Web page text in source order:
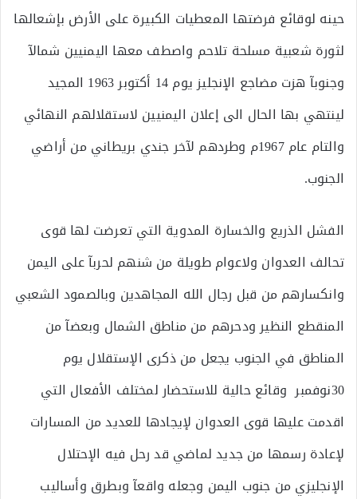
حينه لوقائع فرضتها المعطيات الكبيرة على الأرض بإشعالها
لثورة شعبية مسلحة تلاحم واصطف معها اليمنيين شمالآ
وجنوبآ هزت مضاجع الإنجليز يوم 14 أكتوبر 1963 المجيد
لينتهي بها الحال الى إعلان اليمنيين لاستقلالهم النهائي
والتام عام 1967م وطردهم لآخر جندي بريطاني من أراضي
الجنوب.
الفشل الذريع والخسارة المدوية التي تعرضت لها قوى
تحالف العدوان ولاعوام طويلة من شنهم لحربآ على اليمن
وانكسارهم من قبل رجال الله المجاهدين وبالصمود الشعبي
المنقطع النظير ودحرهم من مناطق الشمال وبعضآ من
المناطق في الجنوب يجعل من ذكرى الإستقلال يوم
30نوفمبر وقائع حالية للاستحضار لمختلف الأفعال التي
اقدمت عليها قوى العدوان لإيجادها للعديد من المسارات
لإعادة رسمها من جديد لماضي قد رحل فيه الإحتلال
الإنجليزي من جنوب اليمن وجعله واقعآ وبطرق وأساليب